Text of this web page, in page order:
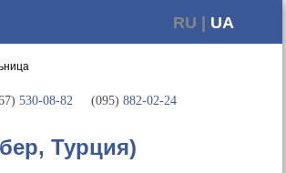
RU | UA
530-08-82 (095) 882-02-24
Турция)